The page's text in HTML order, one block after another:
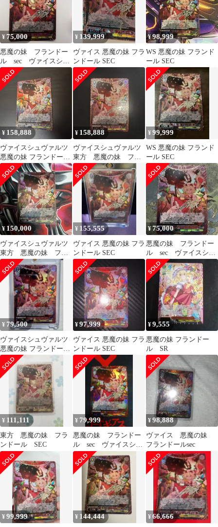
¥75,000
悪魔の妹 フランドー
ル sec ヴァイスシュ
ヴァルツ 東方project
¥ 139,999
ヴァイス 悪魔の妹 フラ
ンドール SEC
¥98,999
WS 悪魔の妹 フランド
ール SEC
¥ 158,888
ヴァイスシュヴァルツ
悪魔の妹 フランドール
SEC
¥ 158,888
ヴァイスシュヴァルツ
東方 悪魔の妹 フラ
ンドール SEC サイン
¥99,999
WS 悪魔の妹 フランド
ール SEC
¥ 150,000
ヴァイスシュヴァルツ
東方 悪魔の妹 フラ
ンドール SEC
¥ 155,555
ヴァイス 悪魔の妹 フラ
ンドール SEC
¥75,000
悪魔の妹 フランドー
ル sec ヴァイスシュ
ヴァルツ 東方project
¥ 79,500
ヴァイスシュヴァルツ
悪魔の妹 フランドール
SEC サイン
¥97,999
ヴァイス 悪魔の妹 フラ
ンドール SEC
¥9,555
悪魔の妹 フランドー
ル SR
¥ 111,111
東方 悪魔の妹 フラ
ンドール SEC
¥ 79,999
悪魔の妹 フランドー
ル sec ヴァイスシュ
ヴァルツ 東方project
¥98,888
ヴァイス 悪魔の妹
フランドールsec
¥99,999 ¥ 144,444 ¥66,666